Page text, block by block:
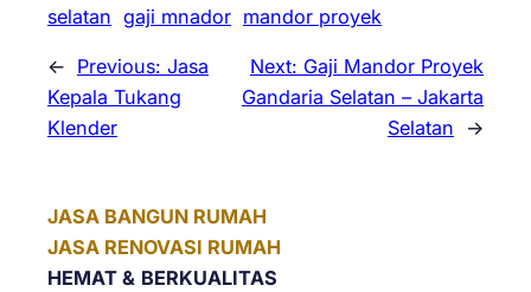
selatan gaji mnador mandor proyek
← Previous: Jasa
Kepala Tukang
Klender
Next: Gaji Mandor Proyek
Gandaria Selatan – Jakarta
Selatan
→
JASA BANGUN RUMAH
JASA RENOVASI RUMAH
HEMAT & BERKUALITAS